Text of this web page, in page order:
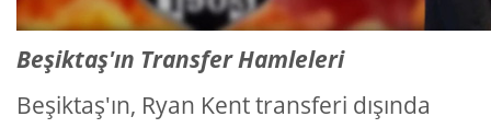
Beşiktaş'ın Transfer Hamleleri
Beşiktaş'ın, Ryan Kent transferi dışında